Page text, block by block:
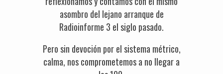
asombro del lejano arranque de
Radioinforme 3 el siglo pasado.
Pero sin devoción por el sistema métrico,
calma, nos comprometemos a no llegar a